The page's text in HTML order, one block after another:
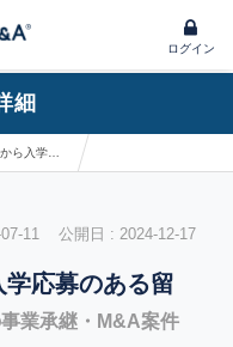
ログイン
細
07-11 公開日 : 2024-12-17
応募のある留
業承継・M&A案件